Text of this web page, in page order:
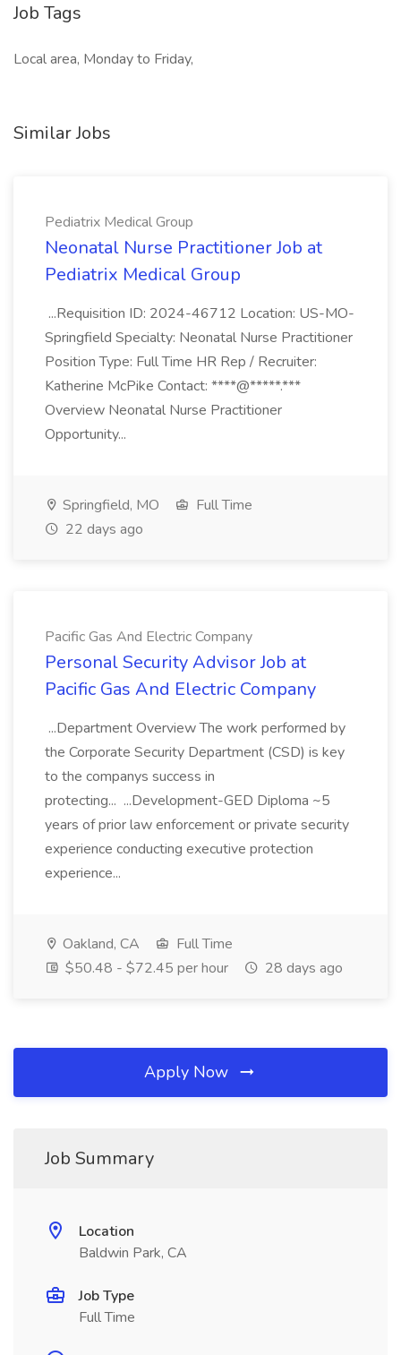
Job Tags
Local area, Monday to Friday,
Similar Jobs
Pediatrix Medical Group
Neonatal Nurse Practitioner Job at
Pediatrix Medical Group
...Requisition ID: 2024-46712 Location: US-MO-
Springfield Specialty: Neonatal Nurse Practitioner
Position Type: Full Time HR Rep / Recruiter:
Katherine McPike Contact: ****@*****.***
Overview Neonatal Nurse Practitioner
Opportunity...
Springfield, MO
Full Time
22 days ago
Pacific Gas And Electric Company
Personal Security Advisor Job at
Pacific Gas And Electric Company
...Department Overview The work performed by
the Corporate Security Department (CSD) is key
to the companys success in
protecting... ...Development-GED Diploma ~5
years of prior law enforcement or private security
experience conducting executive protection
experience...
Oakland, CA
Full Time
$50.48 - $72.45 per hour
28 days ago
Apply Now
Job Summary
Location
Baldwin Park, CA
Job Type
Full Time